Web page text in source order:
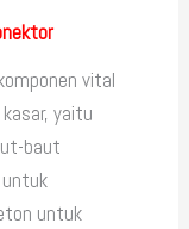
vital
yaitu
baut
untuk